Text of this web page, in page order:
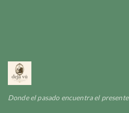
Donde el pasado encuentra el presente